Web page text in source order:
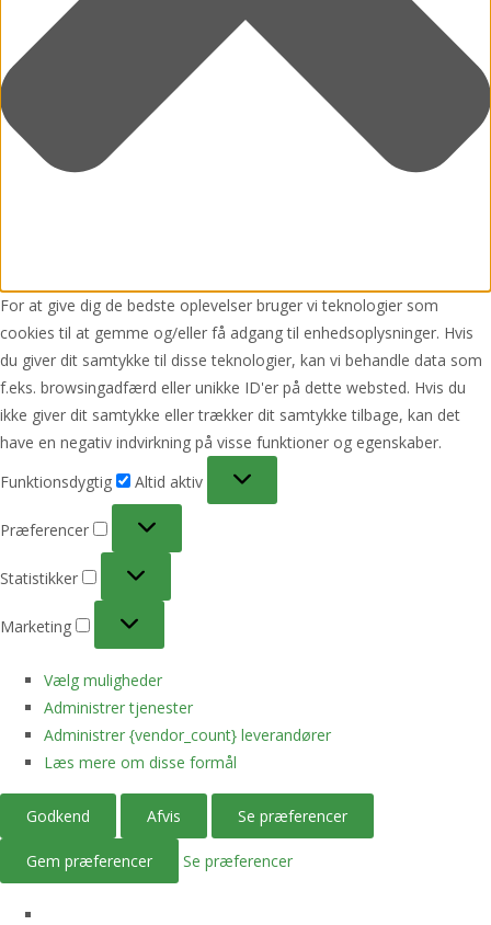
For at give dig de bedste oplevelser bruger vi teknologier som
cookies til at gemme og/eller få adgang til enhedsoplysninger. Hvis
du giver dit samtykke til disse teknologier, kan vi behandle data som
f.eks. browsingadfærd eller unikke ID'er på dette websted. Hvis du
ikke giver dit samtykke eller trækker dit samtykke tilbage, kan det
have en negativ indvirkning på visse funktioner og egenskaber.
Funktionsdygtig
Altid aktiv
Præferencer
Statistikker
Marketing
Vælg muligheder
Administrer tjenester
Administrer {vendor_count} leverandører
Læs mere om disse formål
Godkend Afvis Se præferencer
Gem præferencer Se præferencer